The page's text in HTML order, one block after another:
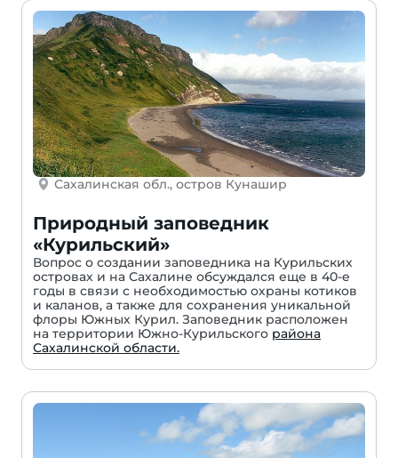
Сахалинская обл., остров Кунашир
Природный заповедник
«Курильский»
Вопрос о создании заповедника на Курильских
островах и на Сахалине обсуждался еще в 40-е
годы в связи с необходимостью охраны котиков
и каланов, а также для сохранения уникальной
флоры Южных Курил. Заповедник расположен
на территории Южно-Курильского района
Сахалинской области.